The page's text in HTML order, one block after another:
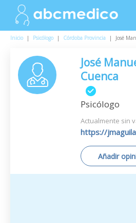
Inicio | Psicólogo | Córdoba Provincia | José
José
Cuenca
Psicólogo
Actualmente sin
https://
Añadir